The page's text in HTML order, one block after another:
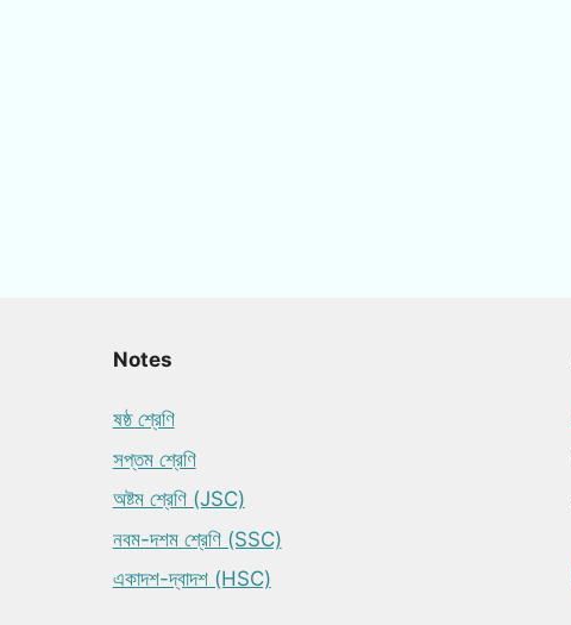
Notes
ষষ্ঠ শ্রেণি
সপ্তম শ্রেণি
অষ্টম শ্রেণি (JSC)
নবম-দশম শ্রেণি (SSC)
একাদশ-দ্বাদশ (HSC)